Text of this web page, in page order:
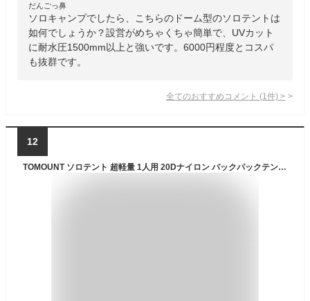
だんごっ鼻
ソロキャンプでしたら、こちらのドーム型のソロテントは
如何でしょうか？設営がめちゃくちゃ簡単で、UVカット
に耐水圧1500mm以上と強いです。6000円程度とコスパ
も抜群です。
全てのおすすめコメント (1 件) >
12
TOMOUNT ソロテント 超軽量 1人用 20Dナイロン バックパックテント 二重層 耐水圧4000mm 前室付きダブルウォール 自立式 登山テント 自転車旅行 キャンプ アウトドア